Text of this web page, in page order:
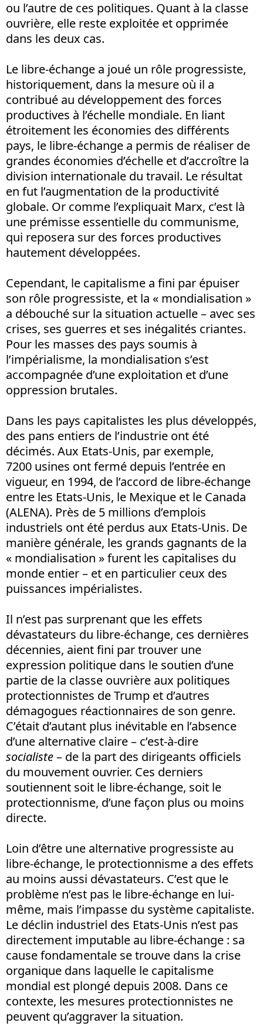
ou l’autre de ces politiques. Quant à la classe
ouvrière, elle reste exploitée et opprimée
dans les deux cas.
Le libre-échange a joué un rôle progressiste,
historiquement, dans la mesure où il a
contribué au développement des forces
productives à l’échelle mondiale. En liant
étroitement les économies des différents
pays, le libre-échange a permis de réaliser de
grandes économies d’échelle et d’accroître la
division internationale du travail. Le résultat
en fut l’augmentation de la productivité
globale. Or comme l’expliquait Marx, c’est là
une prémisse essentielle du communisme,
qui reposera sur des forces productives
hautement développées.
Cependant, le capitalisme a fini par épuiser
son rôle progressiste, et la « mondialisation »
a débouché sur la situation actuelle – avec ses
crises, ses guerres et ses inégalités criantes.
Pour les masses des pays soumis à
l’impérialisme, la mondialisation s’est
accompagnée d’une exploitation et d’une
oppression brutales.
Dans les pays capitalistes les plus développés,
des pans entiers de l’industrie ont été
décimés. Aux Etats-Unis, par exemple,
7200 usines ont fermé depuis l’entrée en
vigueur, en 1994, de l’accord de libre-échange
entre les Etats-Unis, le Mexique et le Canada
(ALENA). Près de 5 millions d’emplois
industriels ont été perdus aux Etats-Unis. De
manière générale, les grands gagnants de la
« mondialisation » furent les capitalises du
monde entier – et en particulier ceux des
puissances impérialistes.
Il n’est pas surprenant que les effets
dévastateurs du libre-échange, ces dernières
décennies, aient fini par trouver une
expression politique dans le soutien d’une
partie de la classe ouvrière aux politiques
protectionnistes de Trump et d’autres
démagogues réactionnaires de son genre.
C’était d’autant plus inévitable en l’absence
d’une alternative claire – c’est-à-dire
socialiste– de la part des dirigeants officiels
du mouvement ouvrier. Ces derniers
soutiennent soit le libre-échange, soit le
protectionnisme, d’une façon plus ou moins
directe.
Loin d’être une alternative progressiste au
libre-échange, le protectionnisme a des effets
au moins aussi dévastateurs. C’est que le
problème n’est pas le libre-échange en lui-
même, mais l’impasse du système capitaliste.
Le déclin industriel des Etats-Unis n’est pas
directement imputable au libre-échange : sa
cause fondamentale se trouve dans la crise
organique dans laquelle le capitalisme
mondial est plongé depuis 2008. Dans ce
contexte, les mesures protectionnistes ne
peuvent qu’aggraver la situation.